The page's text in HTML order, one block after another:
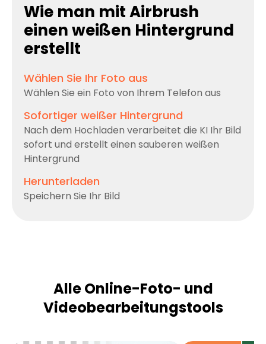
Wie man mit Airbrush
einen weißen Hintergrund
erstellt
Wählen Sie Ihr Foto aus
Wählen Sie ein Foto von Ihrem Telefon aus
Sofortiger weißer Hintergrund
Nach dem Hochladen verarbeitet die KI Ihr Bild
sofort und erstellt einen sauberen weißen
Hintergrund
Herunterladen
Speichern Sie Ihr Bild
Alle Online-Foto- und
Videobearbeitungstools